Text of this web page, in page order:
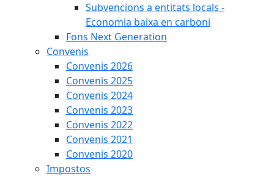
Subvencions a entitats locals -
Economia baixa en carboni
Fons Next Generation
Convenis
Convenis 2026
Convenis 2025
Convenis 2024
Convenis 2023
Convenis 2022
Convenis 2021
Convenis 2020
Impostos